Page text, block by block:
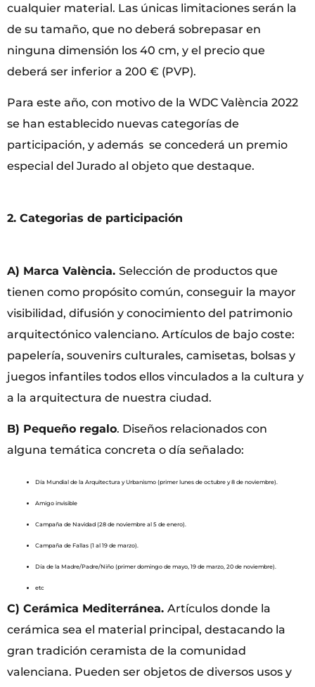
cualquier material. Las únicas limitaciones serán la
de su tamaño, que no deberá sobrepasar en
ninguna dimensión los 40 cm, y el precio que
deberá ser inferior a 200 € (PVP).
Para este año, con motivo de la WDC València 2022
se han establecido nuevas categorías de
participación, y además se concederá un premio
especial del Jurado al objeto que destaque.
2. Categorias de participación
A) Marca València. Selección de productos que
tienen como propósito común, conseguir la mayor
visibilidad, difusión y conocimiento del patrimonio
arquitectónico valenciano. Artículos de bajo coste:
papelería, souvenirs culturales, camisetas, bolsas y
juegos infantiles todos ellos vinculados a la cultura y
a la arquitectura de nuestra ciudad.
B) Pequeño regalo. Diseños relacionados con
alguna temática concreta o día señalado:
Día Mundial de la Arquitectura y Urbanismo (primer lunes de octubre y 8 de noviembre).
Amigo invisible
Campaña de Navidad (28 de noviembre al 5 de enero).
Campaña de Fallas (1 al 19 de marzo).
Día de la Madre/Padre/Niño (primer domingo de mayo, 19 de marzo, 20 de noviembre).
etc
C) Cerámica Mediterránea. Artículos donde la
cerámica sea el material principal, destacando la
gran tradición ceramista de la comunidad
valenciana. Pueden ser objetos de diversos usos y